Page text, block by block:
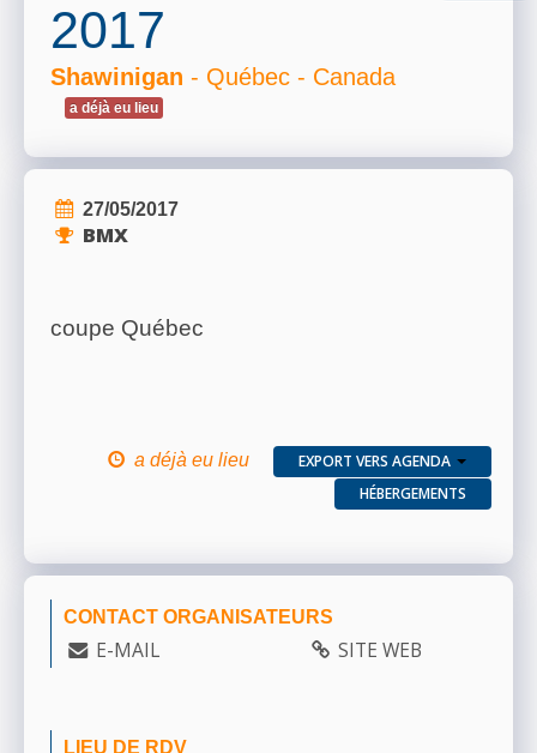
2017
Shawinigan - Québec - Canada
a déjà eu lieu
27/05/2017
BMX
coupe Québec
a déjà eu lieu
EXPORT VERS AGENDA
HÉBERGEMENTS
CONTACT ORGANISATEURS
E-MAIL SITE WEB
LIEU DE RDV